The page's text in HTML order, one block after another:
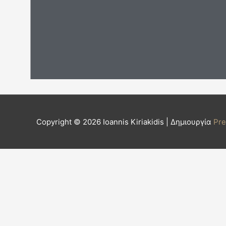
Copyright © 2026 Ioannis Kiriakidis | Δημιουργία